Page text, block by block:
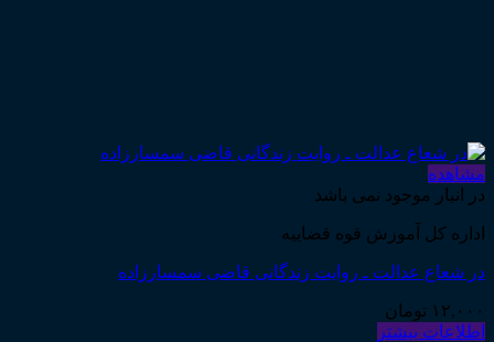
مشاهده
در انبار موجود نمی باشد
اداره کل آموزش قوه قضاییه
در شعاع عدالت ـ روایت زندگانی قاضی سمسارزاده
۱۲,۰۰۰ تومان
اطلاعات بیشتر